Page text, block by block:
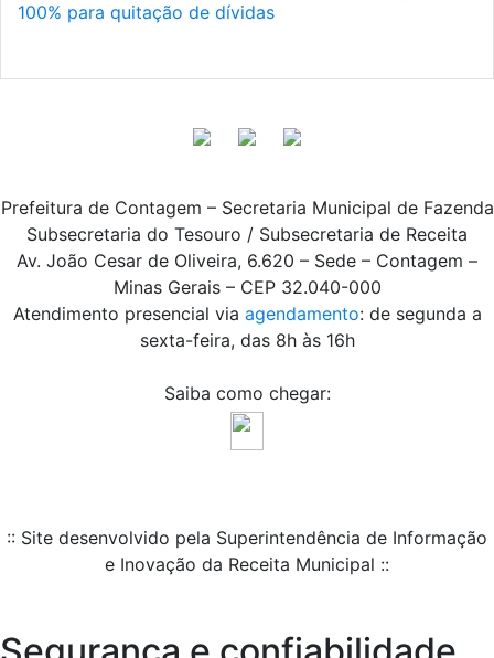
100% para quitação de dívidas
Prefeitura de Contagem – Secretaria Municipal de Fazenda
Subsecretaria do Tesouro / Subsecretaria de Receita
Av. João Cesar de Oliveira, 6.620 – Sede – Contagem –
Minas Gerais – CEP 32.040-000
Atendimento presencial via agendamento: de segunda a
sexta-feira, das 8h às 16h
Saiba como chegar:
:: Site desenvolvido pela Superintendência de Informação
e Inovação da Receita Municipal ::